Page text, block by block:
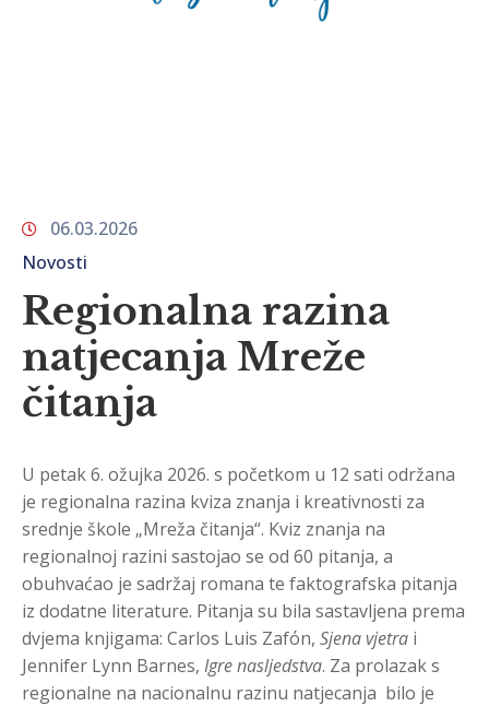
06.03.2026
Novosti
Regionalna razina
natjecanja Mreže
čitanja
U petak 6. ožujka 2026. s početkom u 12 sati održana
je regionalna razina kviza znanja i kreativnosti za
srednje škole „Mreža čitanja“. Kviz znanja na
regionalnoj razini sastojao se od 60 pitanja, a
obuhvaćao je sadržaj romana te faktografska pitanja
iz dodatne literature. Pitanja su bila sastavljena prema
dvjema knjigama: Carlos Luis Zafόn, Sjena vjetra i
Jennifer Lynn Barnes, Igre nasljedstva. Za prolazak s
regionalne na nacionalnu razinu natjecanja bilo je